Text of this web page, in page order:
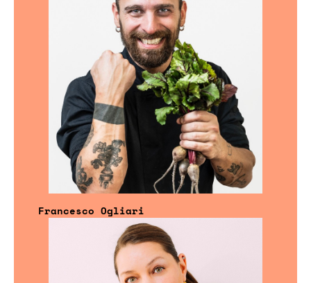
Francesco Ogliari